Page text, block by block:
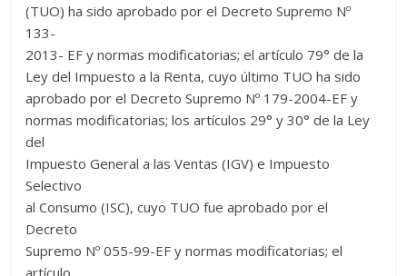
(TUO) ha sido aprobado por el Decreto Supremo Nº
133-
2013- EF y normas modificatorias; el artículo 79° de la
Ley del Impuesto a la Renta, cuyo último TUO ha sido
aprobado por el Decreto Supremo Nº 179-2004-EF y
normas modificatorias; los artículos 29° y 30° de la Ley
del
Impuesto General a las Ventas (IGV) e Impuesto
Selectivo
al Consumo (ISC), cuyo TUO fue aprobado por el
Decreto
Supremo Nº 055-99-EF y normas modificatorias; el
artículo